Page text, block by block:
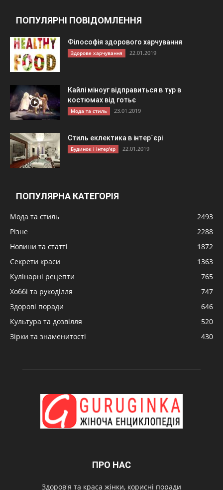
ПОПУЛЯРНІ ПОВІДОМЛЕННЯ
Філософія здорового харчування
Здорове харчування 22.01.2019
Кайлі міноуг відправиться в тур в
костюмах від готьє
Мода та стиль 23.01.2019
Стиль еклектика в інтер`єрі
Будинок і інтер'єр 22.01.2019
ПОПУЛЯРНА КАТЕГОРІЯ
Мода та стиль
2493
Різне
2288
Новини та статті
1872
Секрети краси
1363
Кулінарні рецепти
765
Хоббі та рукоділля
747
Здорові поради
646
Культура та дозвілля
520
Зірки та знаменитості
430
ПРО НАС
Здоров'я та краса жінки, корисні поради